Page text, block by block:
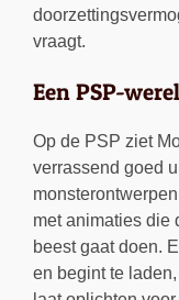
vraagt.
Een PSP-
Op de PSP ziet
verrassend goed
met animaties die
beest gaat doen.
en begint te